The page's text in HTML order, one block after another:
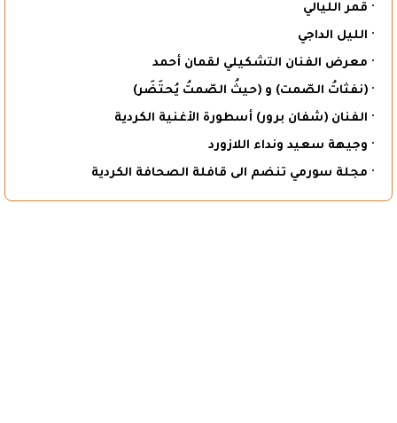
· قمر الليالي
· الليل الداجي
· معرض الفنان التشكيلي لقمان أحمد
· (نفثاتُ الصّمت) و (حيثُ الصّمتُ يُحتَضَر)
· الفنان (شفان برور) أسطورة الأغنية الكردية
· وجيهة سعيد ونداء اللازورد
· مجلة سورمي تنضم الى قافلة الصحافة الكردية